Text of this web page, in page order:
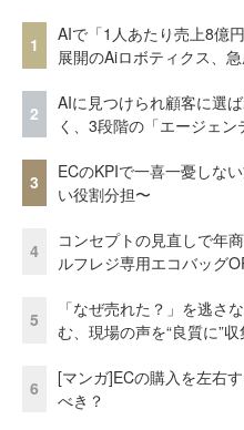
1
AIで「1人あたり売上8億
展開のAiロボティクス、
2
AIに見つけられ顧客に選
く、3段階の「エージェ
3
ECのKPIで一喜一憂しな
い役割分担〜
4
コンセプトの見直しで年
ルフレジ専用エコバッグ
5
「なぜ売れた？」を逃さ
む、現場の声を“良質に”
6
[マンガ]ECの購入を左右
べき？